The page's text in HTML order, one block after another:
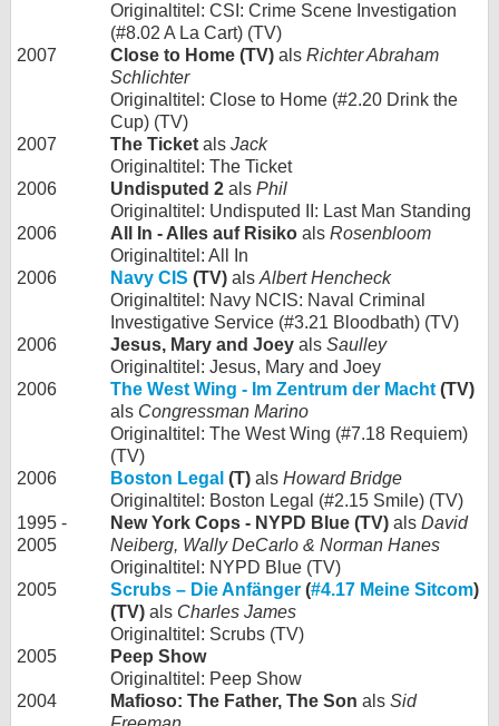
Originaltitel: CSI: Crime Scene Investigation
(#8.02 A La Cart) (TV)
2007
Close to Home (TV) als Richter Abraham
Schlichter
Originaltitel: Close to Home (#2.20 Drink the
Cup) (TV)
2007
The Ticket als Jack
Originaltitel: The Ticket
2006
Undisputed 2 als Phil
Originaltitel: Undisputed II: Last Man Standing
2006
All In - Alles auf Risiko als Rosenbloom
Originaltitel: All In
2006
Navy CIS (TV) als Albert Hencheck
Originaltitel: Navy NCIS: Naval Criminal
Investigative Service (#3.21 Bloodbath) (TV)
2006
Jesus, Mary and Joey als Saulley
Originaltitel: Jesus, Mary and Joey
2006
The West Wing - Im Zentrum der Macht (TV)
als Congressman Marino
Originaltitel: The West Wing (#7.18 Requiem)
(TV)
2006
Boston Legal (T) als Howard Bridge
Originaltitel: Boston Legal (#2.15 Smile) (TV)
1995 -
2005
New York Cops - NYPD Blue (TV) als David
Neiberg, Wally DeCarlo & Norman Hanes
Originaltitel: NYPD Blue (TV)
2005
Scrubs – Die Anfänger (#4.17 Meine Sitcom)
(TV) als Charles James
Originaltitel: Scrubs (TV)
2005
Peep Show
Originaltitel: Peep Show
2004
Mafioso: The Father, The Son als Sid